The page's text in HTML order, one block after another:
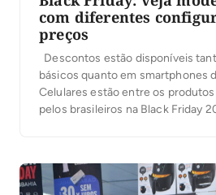
com diferentes
preços
Descontos estão disponíveis
básicos quanto em smartphones
Celulares estão entre os
pelos brasileiros na Black Friday
na sexta-feira (29), para
atrativo e trocar de aparelho